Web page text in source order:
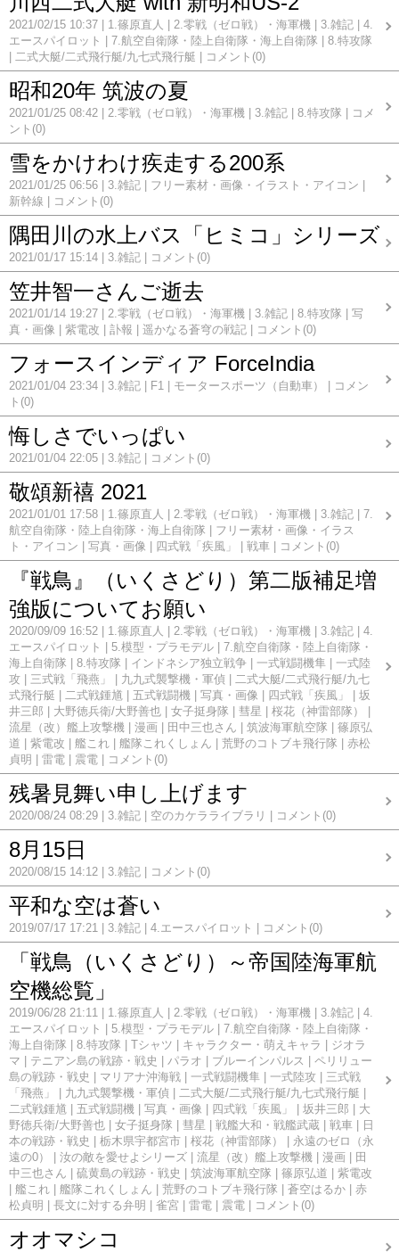
2021/02/15 10:37 1.篠原直人 2.零戦（ゼロ戦）・海軍機 3.雑記
4.
エースパイロット
7.航空自衛隊・陸上自衛隊・海上自衛隊
8.特攻隊
二式大艇/二式飛行艇/九七式飛行艇
コメント(0)
昭和20年 筑波の夏
2021/01/25 08:42 2.零戦（ゼロ戦）・海軍機 3.雑記 8.特攻隊
コメ
ント(0)
雪をかけわけ疾走する200系
2021/01/25 06:56 3.雑記
フリー素材・画像・イラスト・アイコン
新幹線
コメント(0)
隅田川の水上バス「ヒミコ」シリーズ
2021/01/17 15:14 3.雑記 コメント(0)
笠井智一さんご逝去
2021/01/14 19:27 2.零戦（ゼロ戦）・海軍機 3.雑記 8.特攻隊
写
真・画像
紫電改 訃報 遥かなる蒼穹の戦記 コメント(0)
フォースインディア ForceIndia
2021/01/04 23:34 3.雑記 F1 モータースポーツ（自動車）
コメン
ト(0)
悔しさでいっぱい
2021/01/04 22:05 3.雑記 コメント(0)
敬頌新禧 2021
2021/01/01 17:58 1.篠原直人 2.零戦（ゼロ戦）・海軍機 3.雑記
7.
航空自衛隊・陸上自衛隊・海上自衛隊
フリー素材・画像・イラス
ト・アイコン
写真・画像 四式戦「疾風」 戦車 コメント(0)
『戦鳥』（いくさどり）第二版補足増
強版についてお願い
2020/09/09 16:52 1.篠原直人 2.零戦（ゼロ戦）・海軍機 3.雑記
4.
エースパイロット
5.模型・プラモデル
7.航空自衛隊・陸上自衛隊・
海上自衛隊
8.特攻隊 インドネシア独立戦争 一式戦闘機隼
一式陸
攻
三式戦「飛燕」 九九式襲撃機・軍偵
二式大艇/二式飛行艇/九七
式飛行艇
二式戦鍾馗 五式戦闘機 写真・画像 四式戦「疾風」
坂
井三郎
大野徳兵衛/大野善也 女子挺身隊 彗星
桜花（神雷部隊）
流星（改）艦上攻撃機
漫画 田中三也さん 筑波海軍航空隊
篠原弘
道
紫電改 艦これ 艦隊これくしょん 荒野のコトブキ飛行隊
赤松
貞明
雷電 震電 コメント(0)
残暑見舞い申し上げます
2020/08/24 08:29 3.雑記 空のカケラライブラリ コメント(0)
8月15日
2020/08/15 14:12 3.雑記 コメント(0)
平和な空は蒼い
2019/07/17 17:21 3.雑記 4.エースパイロット コメント(0)
「戦鳥（いくさどり）～帝国陸海軍航
空機総覧」
2019/06/28 21:11 1.篠原直人 2.零戦（ゼロ戦）・海軍機 3.雑記
4.
エースパイロット
5.模型・プラモデル
7.航空自衛隊・陸上自衛隊・
海上自衛隊
8.特攻隊 Tシャツ キャラクター・萌えキャラ
ジオラ
マ
テニアン島の戦跡・戦史 パラオ ブルーインパルス
ペリリュー
島の戦跡・戦史
マリアナ沖海戦 一式戦闘機隼 一式陸攻
三式戦
「飛燕」
九九式襲撃機・軍偵
二式大艇/二式飛行艇/九七式飛行艇
二式戦鍾馗
五式戦闘機 写真・画像 四式戦「疾風」 坂井三郎
大
野徳兵衛/大野善也
女子挺身隊 彗星 戦艦大和・戦艦武蔵 戦車
日
本の戦跡・戦史
栃木県宇都宮市 桜花（神雷部隊）
永遠のゼロ（永
遠の0）
汝の敵を愛せよシリーズ 流星（改）艦上攻撃機 漫画
田
中三也さん
硫黄島の戦跡・戦史 筑波海軍航空隊 篠原弘道
紫電改
艦これ
艦隊これくしょん 荒野のコトブキ飛行隊 蒼空はるか
赤
松貞明
長文に対する弁明 雀宮 雷電 震電 コメント(0)
オオマシコ